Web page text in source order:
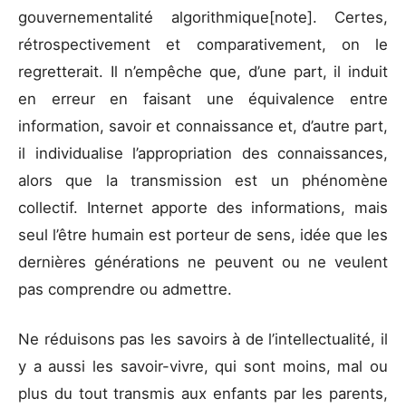
gouvernementalité algorithmique[note]. Certes,
rétrospectivement et comparativement, on le
regretterait. Il n’empêche que, d’une part, il induit
en erreur en faisant une équivalence entre
information, savoir et connaissance et, d’autre part,
il individualise l’appropriation des connaissances,
alors que la transmission est un phénomène
collectif. Internet apporte des informations, mais
seul l’être humain est porteur de sens, idée que les
dernières générations ne peuvent ou ne veulent
pas comprendre ou admettre.
Ne réduisons pas les savoirs à de l’intellectualité, il
y a aussi les savoir-vivre, qui sont moins, mal ou
plus du tout transmis aux enfants par les parents,